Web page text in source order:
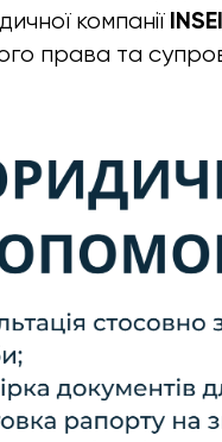
компанії
права та